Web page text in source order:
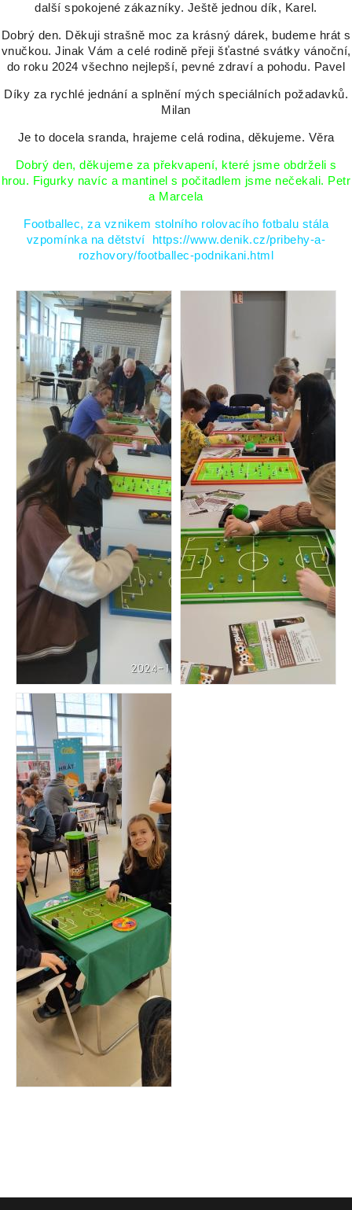
další spokojené zákazníky. Ještě jednou dík, Karel.
Dobrý den. Děkuji strašně moc za krásný dárek, budeme hrát s
vnučkou. Jinak Vám a celé rodině přeji šťastné svátky vánoční,
do roku 2024 všechno nejlepší, pevné zdraví a pohodu. Pavel
Díky za rychlé jednání a splnění mých speciálních požadavků.
Milan
Je to docela sranda, hrajeme celá rodina, děkujeme. Věra
Dobrý den, děkujeme za překvapení, které jsme obdrželi s
hrou. Figurky navíc a mantinel s počitadlem jsme nečekali. Petr
a Marcela
Footballec, za vznikem stolního rolovacího fotbalu stála
vzpomínka na dětství https://www.denik.cz/pribehy-a-
rozhovory/footballec-podnikani.html